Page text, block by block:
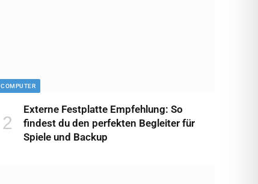
COMPUTER
Externe Festplatte Empfehlung: So
findest du den perfekten Begleiter für
Spiele und Backup